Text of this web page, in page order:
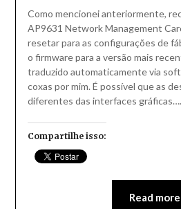
Como mencionei anteriormente,
AP9631 Network Management
resetar para as configurações de
o firmware para a versão mais
traduzido automaticamente via
coxas por mim. É possível que as
diferentes das interfaces gráficas….
Compartilhe isso:
Read more